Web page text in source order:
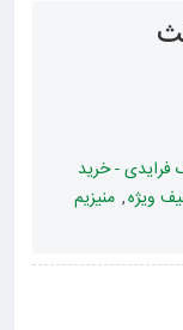
فرایدی - خرید
ویژه, منیزیم